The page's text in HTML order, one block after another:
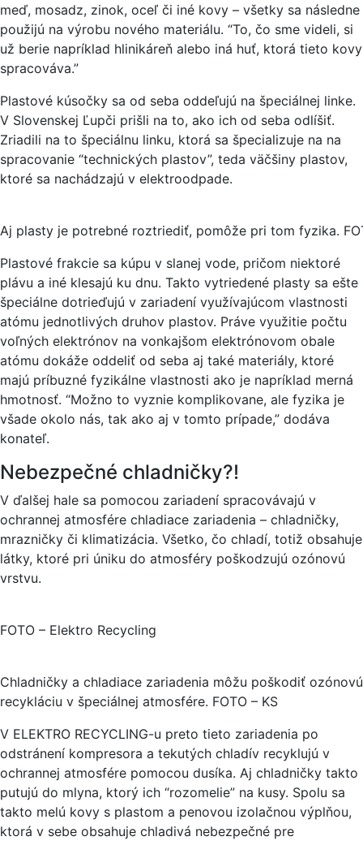
meď, mosadz, zinok, oceľ či iné kovy – všetky sa následne
použijú na výrobu nového materiálu. “To, čo sme videli, si
už berie napríklad hlinikáreň alebo iná huť, ktorá tieto kovy
spracováva.”
Plastové kúsočky sa od seba oddeľujú na špeciálnej linke.
V Slovenskej Ľupči prišli na to, ako ich od seba odlíšiť.
Zriadili na to špeciálnu linku, ktorá sa špecializuje na na
spracovanie “technických plastov”, teda väčšiny plastov,
ktoré sa nachádzajú v elektroodpade.
Aj plasty je potrebné roztriediť, pomôže pri tom fyzika.
Plastové frakcie sa kúpu v slanej vode, pričom niektoré
plávu a iné klesajú ku dnu. Takto vytriedené plasty sa ešte
špeciálne dotrieďujú v zariadení využívajúcom vlastnosti
atómu jednotlivých druhov plastov. Práve využitie počtu
voľných elektrónov na vonkajšom elektrónovom obale
atómu dokáže oddeliť od seba aj také materiály, ktoré
majú príbuzné fyzikálne vlastnosti ako je napríklad merná
hmotnosť. “Možno to vyznie komplikovane, ale fyzika je
všade okolo nás, tak ako aj v tomto prípade,” dodáva
konateľ.
Nebezpečné chladničky?!
V ďalšej hale sa pomocou zariadení spracovávajú v
ochrannej atmosfére chladiace zariadenia – chladničky,
mrazničky či klimatizácia. Všetko, čo chladí, totiž obsahuje
látky, ktoré pri úniku do atmosféry poškodzujú ozónovú
vrstvu.
FOTO – Elektro Recycling
Chladničky a chladiace zariadenia môžu poškodiť
recykláciu v špeciálnej atmosfére. FOTO – KS
V ELEKTRO RECYCLING-u preto tieto zariadenia po
odstránení kompresora a tekutých chladív recyklujú v
ochrannej atmosfére pomocou dusíka. Aj chladničky takto
putujú do mlyna, ktorý ich “rozomelie” na kusy. Spolu sa
takto melú kovy s plastom a penovou izolačnou výplňou,
ktorá v sebe obsahuje chladivá nebezpečné pre